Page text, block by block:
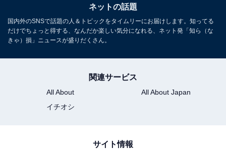
ネットの話題
国内外のSNSで話題の人＆トピックをタイムリーにお届けします。知ってる
だけでちょっと得する、なんだか楽しい気分になれる、ネット発「知ら（な
きゃ）損」ニュースが盛りだくさん。
関連サービス
All About
All About Japan
イチオシ
サイト情報